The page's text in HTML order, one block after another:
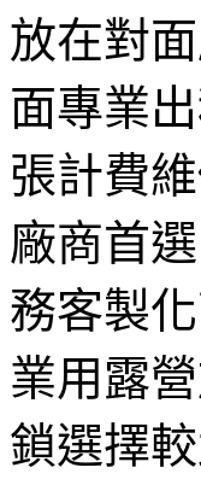
放在對
面專業
張計費
廠商首
務客製
業用露
鎖選擇